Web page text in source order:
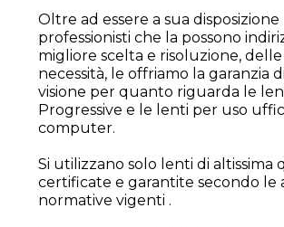
Oltre ad essere a sua disposizione
professionisti che la possono
migliore scelta e risoluzione, delle
necessità, le offriamo la garanzia
visione per quanto riguarda le
Progressive e le lenti per uso
computer.
Si utilizzano solo lenti di altissima
certificate e garantite secondo le
normative vigenti .